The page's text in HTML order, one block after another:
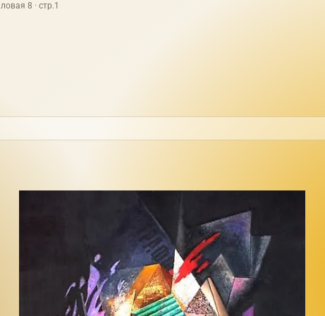
8 · стр.1